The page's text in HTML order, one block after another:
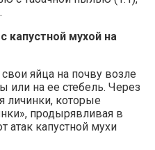
мухой на
яйца на почву возле
или на ее стебель. Через
личинки, которые
продырявливая в
атак капустной мухи